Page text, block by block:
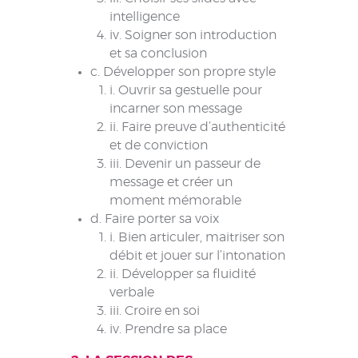
intelligence
iv. Soigner son introduction
et sa conclusion
c. Développer son propre style
i. Ouvrir sa gestuelle pour
incarner son message
ii. Faire preuve d’authenticité
et de conviction
iii. Devenir un passeur de
message et créer un
moment mémorable
d. Faire porter sa voix
i. Bien articuler, maitriser son
débit et jouer sur l’intonation
ii. Développer sa fluidité
verbale
iii. Croire en soi
iv. Prendre sa place